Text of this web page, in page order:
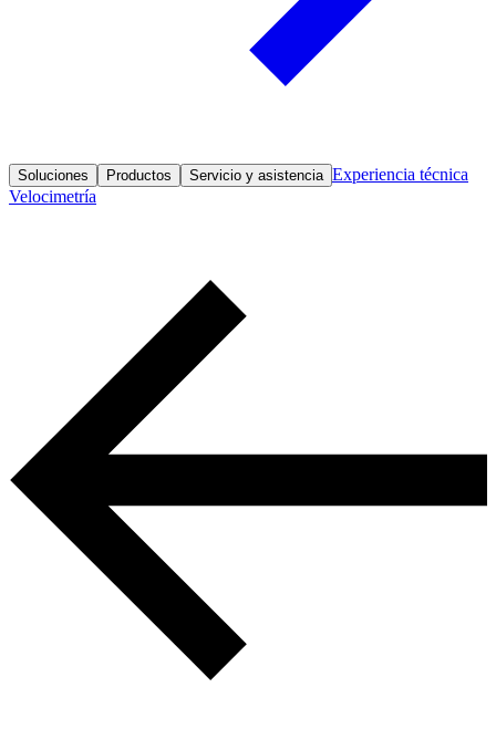
Soluciones Productos Servicio y asistencia Experiencia técnica
Velocimetría